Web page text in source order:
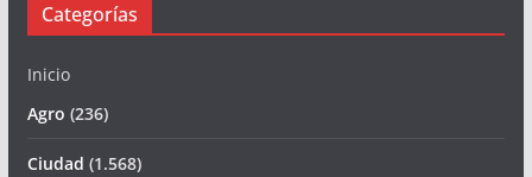
Categorías
Inicio
Agro (236)
Ciudad (1.568)